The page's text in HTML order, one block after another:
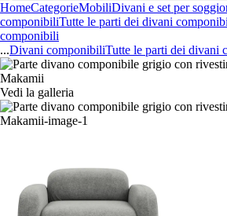
HomeCategorieMobiliDivani e set per
componibiliTutte le parti dei divani
componibili
...Divani componibiliTutte le parti dei divani
Vedi la galleria